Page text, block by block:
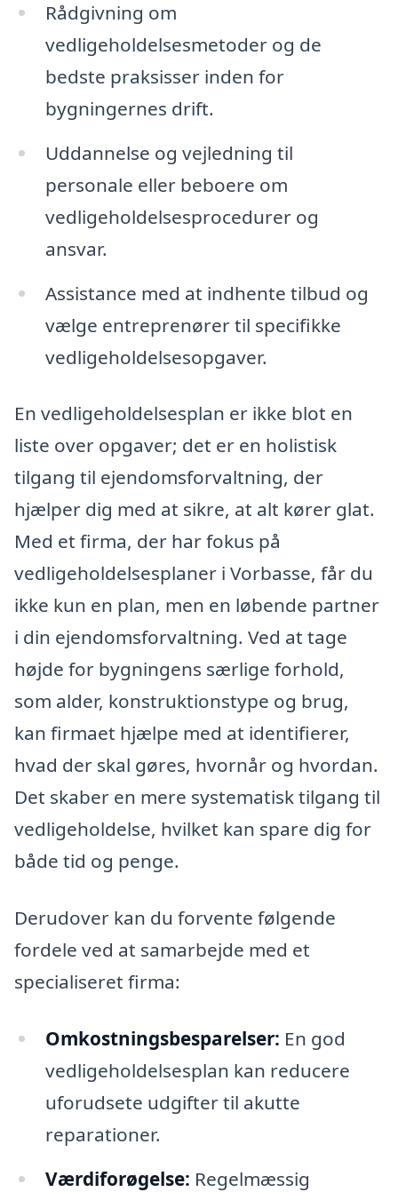
Rådgivning om
vedligeholdelsesmetoder og de
bedste praksisser inden for
bygningernes drift.
Uddannelse og vejledning til
personale eller beboere om
vedligeholdelsesprocedurer og
ansvar.
Assistance med at indhente tilbud og
vælge entreprenører til specifikke
vedligeholdelsesopgaver.
En vedligeholdelsesplan er ikke blot en
liste over opgaver; det er en holistisk
tilgang til ejendomsforvaltning, der
hjælper dig med at sikre, at alt kører glat.
Med et firma, der har fokus på
vedligeholdelsesplaner i Vorbasse, får du
ikke kun en plan, men en løbende partner
i din ejendomsforvaltning. Ved at tage
højde for bygningens særlige forhold,
som alder, konstruktionstype og brug,
kan firmaet hjælpe med at identifierer,
hvad der skal gøres, hvornår og hvordan.
Det skaber en mere systematisk tilgang til
vedligeholdelse, hvilket kan spare dig for
både tid og penge.
Derudover kan du forvente følgende
fordele ved at samarbejde med et
specialiseret firma:
Omkostningsbesparelser: En god
vedligeholdelsesplan kan reducere
uforudsete udgifter til akutte
reparationer.
Værdiforøgelse: Regelmæssig